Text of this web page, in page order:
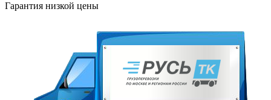
Гарантия низкой цены